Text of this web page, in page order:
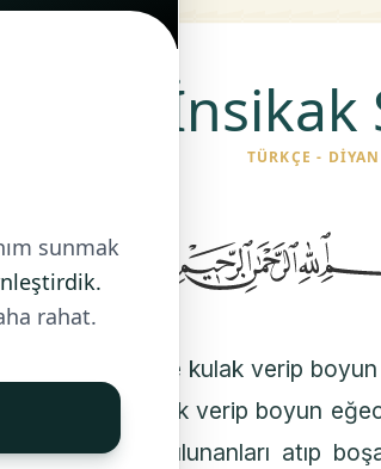
İnsikak
TÜRKÇE -
yarıldığı, Rabbine kulak verip
Rabbine kulak verip boyun
içinde bulunanları atıp
sunmak
rahat.